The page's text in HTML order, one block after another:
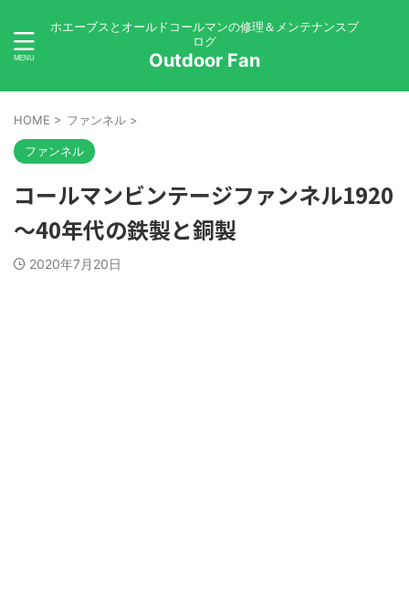
ホエーブスとオールドコールマンの修理＆メンテナンスブ
ログ
Outdoor Fan
HOME > ファンネル >
ファンネル
コールマンビンテージファンネル1920
～40年代の鉄製と銅製
2020年7月20日